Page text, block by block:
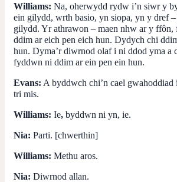
Williams: Na, oherwydd rydw i’n siwr y
ein gilydd, wrth basio, yn siopa, yn y dref
gilydd. Yr athrawon – maen nhw ar y
ddim ar eich pen eich hun. Dydych chi
hun. Dyma’r diwrnod olaf i ni ddod yma a
fyddwn ni ddim ar ein pen ein hun.
Evans: A byddwch chi’n cael
tri mis.
Williams: Ie, byddwn ni yn, ie.
Nia: Parti. [chwerthin]
Williams: Methu aros.
Nia: Diwrnod allan.